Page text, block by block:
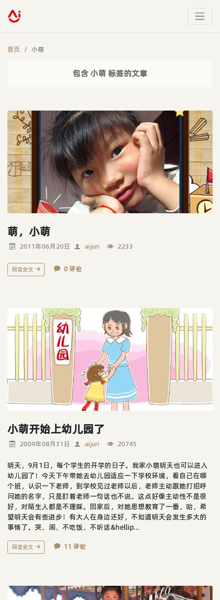
首页 小萌
包含 小萌 标签的文章
萌，小萌
2011年06月20日 aijun 2233
阅读全文 0 评论
小萌开始上幼儿园了
2009年08月31日 aijun 20745
明天，9月1日，每个学生的开学的日子。我家小萌明天也可以进入
幼儿园了！今天下午带她去幼儿园适应一下学校环境，看自己在哪
个班，认识一下老师，到学校见过老师以后，老师主动跟她打招呼
问她的名字，只是盯着老师一句话也不说。这点好像主动性不是很
好，对陌生人都是不理睬。回家后，对她思想教育了一番，哈，希
望明天会有些进步！有大人在身边还好，不知道明天会发生多大的
事情了。哭、闹、不吃饭、不听话&hellip...
阅读全文 11 评论